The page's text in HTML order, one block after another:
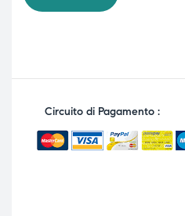
Circuito di Pagamento :